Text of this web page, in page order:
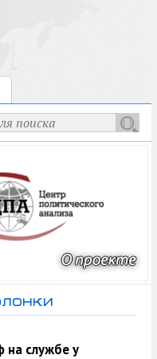
на службе у